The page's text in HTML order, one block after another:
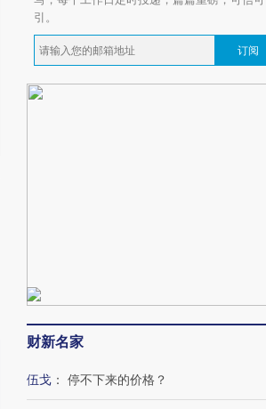
引。
订阅
财新名家
伍戈 ： 停不下来的价格？